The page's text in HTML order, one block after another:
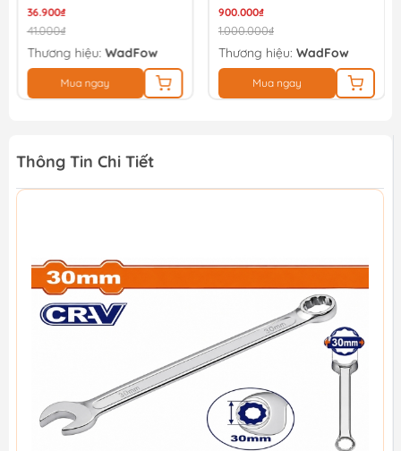
36.900₫
41.000₫
Thương hiệu: WadFow
Mua ngay
900.000₫
1.000.000₫
Thương hiệu: WadFow
Mua ngay
Thông Tin Chi Tiết